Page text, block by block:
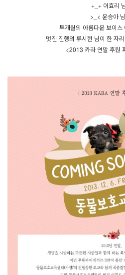
+_+ 이효리
>_< 윤승아
투개월의 아름다운 보이스
멋진 진행의 류시현 님이 한 자
<2013 카라 연말 후원